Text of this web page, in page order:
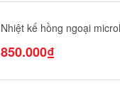
Nhiệt kế hồng ngoại
850.000₫